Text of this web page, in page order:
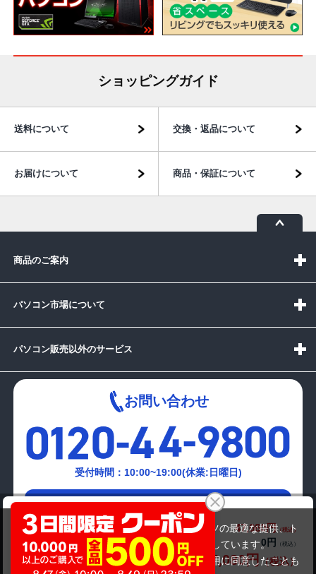
商品価格(税込) 47,080円
オプション小計価格(税込)
0円
商品合計価格(税込)
47,080円
ショッピングガイド
送料について 交換・返品について
お届けについて 商品・保証について
商品のご案内
パソコン市場について
パソコン販売以外のサービス
お問い合わせ
受付時間：10:00~19:00(休業:日曜日)
メールでの
お問い合わせはこちら
当サイトでは利用体験の向上およびコンテンツの最適な提供、ト
ラフィックの分析を目的としてCookieを使用しています。
サイトの閲覧を継続された場合、Cookieの利用に同意したことも